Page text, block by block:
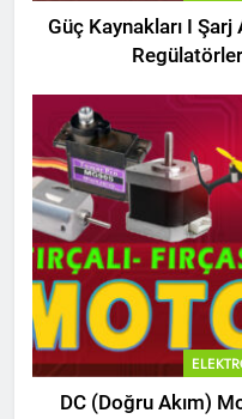
Güç Kaynakları I
DC (Doğru Akım)